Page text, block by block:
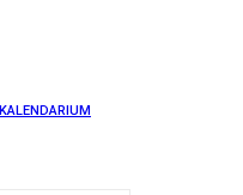
KALENDARIUM